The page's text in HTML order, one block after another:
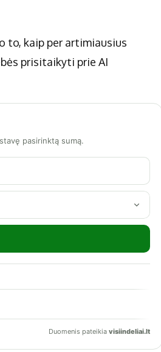
to, kaip per artimiausius
prisitaikyti prie AI